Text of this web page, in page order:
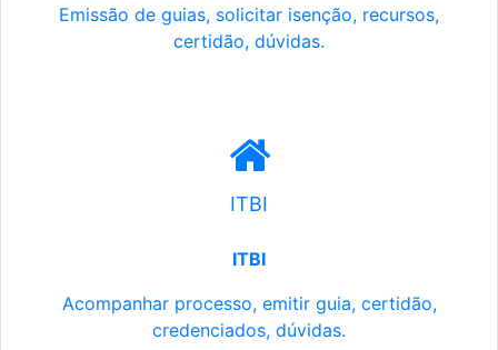
Emissão de guias, solicitar isenção, recursos,
certidão, dúvidas.
ITBI
ITBI
Acompanhar processo, emitir guia, certidão,
credenciados, dúvidas.